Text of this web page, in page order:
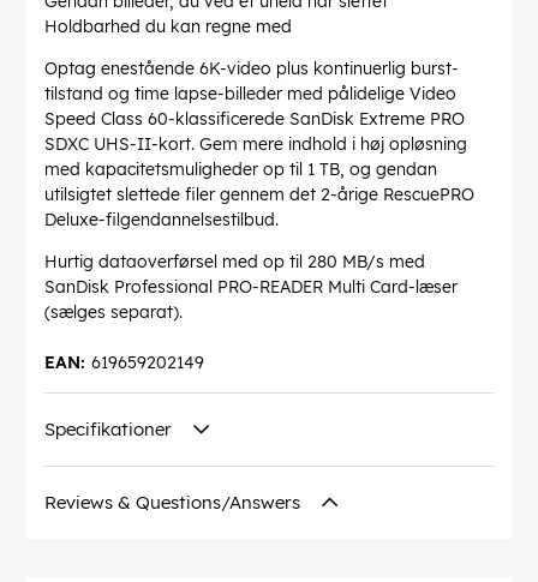
Holdbarhed du kan regne med
Optag enestående 6K-video plus kontinuerlig burst-
tilstand og time lapse-billeder med pålidelige Video
Speed Class 60-klassificerede SanDisk Extreme PRO
SDXC UHS-II-kort. Gem mere indhold i høj opløsning
med kapacitetsmuligheder op til 1 TB, og gendan
utilsigtet slettede filer gennem det 2-årige RescuePRO
Deluxe-filgendannelsestilbud.
Hurtig dataoverførsel med op til 280 MB/s med
SanDisk Professional PRO-READER Multi Card-læser
(sælges separat).
619659202149
EAN:
Specifikationer
Reviews & Questions/Answers